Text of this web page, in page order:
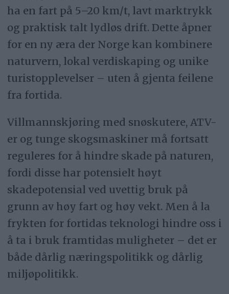
ha en fart på 5–20 km/t, lavt marktrykk
og praktisk talt lydløs drift. Dette åpner
for en ny æra der Norge kan kombinere
naturvern, lokal verdiskaping og unike
turistopplevelser – uten å gjenta feilene
fra fortida.
Villmannskjøring med snøskutere, ATV-
er og tunge skogsmaskiner må fortsatt
reguleres for å hindre skade på naturen,
fordi disse har potensielt høyt
skadepotensial ved uvettig bruk på
grunn av høy fart og høy vekt. Men å la
frykten for fortidas teknologi hindre oss i
å ta i bruk framtidas muligheter – det er
både dårlig næringspolitikk og dårlig
miljøpolitikk.